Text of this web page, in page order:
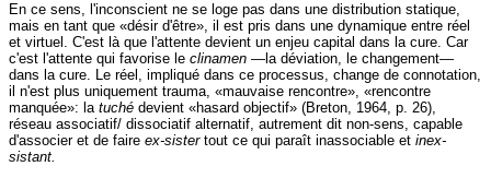
En ce sens, l'inconscient ne se loge pas dans une distribution statique,
mais en tant que «désir d'être», il est pris dans une dynamique entre réel
et virtuel. C'est là que l'attente devient un enjeu capital dans la cure. Car
c'est l'attente qui favorise le clinamen —la déviation, le changement—
dans la cure. Le réel, impliqué dans ce processus, change de connotation,
il n'est plus uniquement trauma, «mauvaise rencontre», «rencontre
manquée»: la tuché devient «hasard objectif» (Breton, 1964, p. 26),
réseau associatif/ dissociatif alternatif, autrement dit non-sens, capable
d'associer et de faire ex-sister tout ce qui paraît inassociable et inex-
sistant.